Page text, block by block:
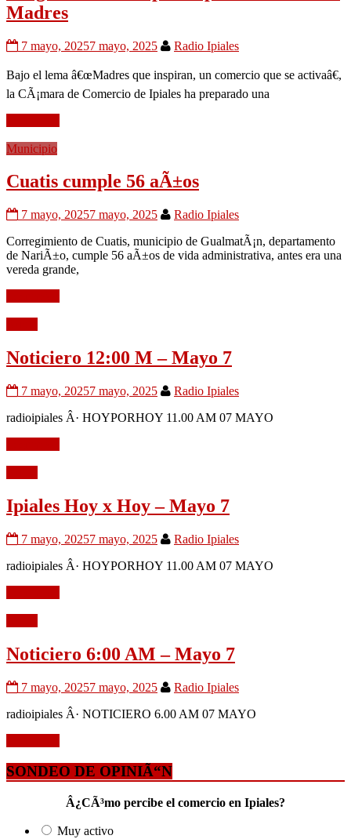
Madres
7 mayo, 20257 mayo, 2025 Radio Ipiales
Bajo el lema â€œMadres que inspiran, un comercio que se activaâ€,
la CÃ¡mara de Comercio de Ipiales ha preparado una
Municipio
Cuatis cumple 56 aÃ±os
7 mayo, 20257 mayo, 2025
Radio Ipiales
Corregimiento de Cuatis, municipio de GualmatÃ¡n, departamento
de NariÃ±o, cumple 56 aÃ±os de vida administrativa, antes era una
vereda grande,
Noticiero 12:00 M – Mayo 7
7 mayo, 20257 mayo, 2025
Radio Ipiales
radioipiales Â· HOYPORHOY 11.00 AM 07 MAYO
Ipiales Hoy x Hoy – Mayo 7
7 mayo, 20257 mayo, 2025
Radio Ipiales
radioipiales Â· HOYPORHOY 11.00 AM 07 MAYO
Noticiero 6:00 AM – Mayo 7
7 mayo, 20257 mayo, 2025
Radio Ipiales
radioipiales Â· NOTICIERO 6.00 AM 07 MAYO
SONDEO DE OPINIÃ“N
Â¿CÃ³mo percibe el comercio en Ipiales?
Muy activo